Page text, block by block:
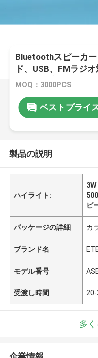
Bluetoothスピーカ
ド、USB、FMラジ
ー、USB充電、
MOQ：3000PCS
ベストプライ
製品の説明
ハイライト:
ピ
パッケージの詳細 カ
ブランド名
モデル番号
受渡し時間
多